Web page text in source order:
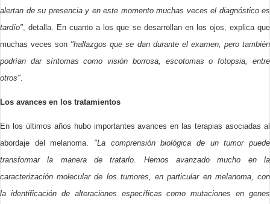
alertan de su presencia y en este momento muchas veces el diagnóstico es
tardío", detalla. En cuanto a los que se desarrollan en los ojos, explica que
muchas veces son "hallazgos que se dan durante el examen, pero también
podrían dar síntomas como visión borrosa, escotomas o fotopsia, entre
otros".
Los avances en los tratamientos
En los últimos años hubo importantes avances en las terapias asociadas al
abordaje del melanoma. "La comprensión biológica de un tumor puede
transformar la manera de tratarlo. Hemos avanzado mucho en la
caracterización molecular de los tumores, en particular en melanoma, con
la identificación de alteraciones específicas como mutaciones en genes